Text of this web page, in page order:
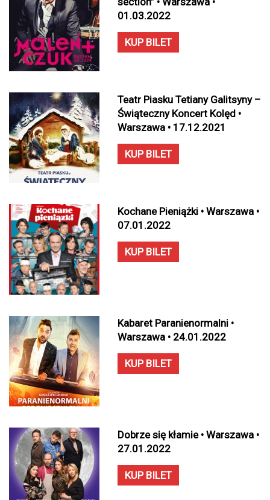
01.03.2022
KUP BILET
Teatr Piasku Tetiany Galitsyny –
Świąteczny Koncert Kolęd •
Warszawa • 17.12.2021
KUP BILET
Kochane Pieniążki • Warszawa •
07.01.2022
KUP BILET
Kabaret Paranienormalni •
Warszawa • 24.01.2022
KUP BILET
Dobrze się kłamie • Warszawa •
27.01.2022
KUP BILET